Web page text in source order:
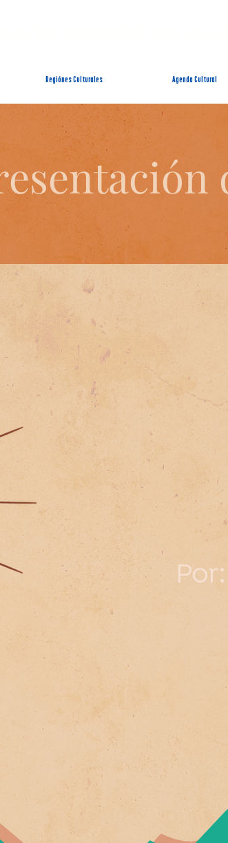
Regiónes Culturales Agenda Cultural
Por: